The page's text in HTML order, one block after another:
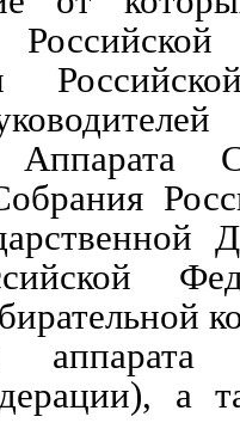
Аппарата
аппарата
а